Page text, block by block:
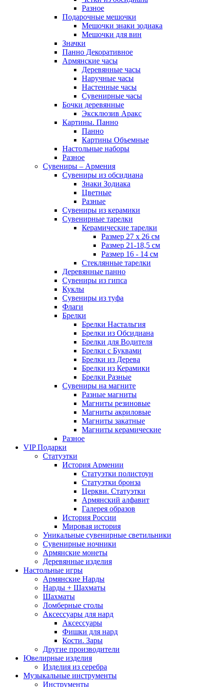
Разное
Подарочные мешочки
Мешочки знаки зодиака
Мешочки для вин
Значки
Панно Декоративное
Армянские часы
Деревянные часы
Наручные часы
Настенные часы
Сувенирные часы
Бочки деревянные
Эксклюзив Аракс
Картины. Панно
Панно
Картины Объемные
Настольные наборы
Разное
Сувениры – Армения
Сувениры из обсидиана
Знаки Зодиака
Цветные
Разные
Сувениры из керамики
Сувенирные тарелки
Керамические тарелки
Размер 27 х 26 см
Размер 21-18,5 см
Размер 16 - 14 см
Стеклянные тарелки
Деревянные панно
Сувениры из гипса
Куклы
Сувениры из туфа
Флаги
Брелки
Брелки Настальгия
Брелки из Обсидиана
Брелки для Водителя
Брелки с Буквами
Брелки из Дерева
Брелки из Керамики
Брелки Разные
Сувениры на магните
Разные магниты
Магниты резиновые
Магниты акриловые
Магниты закатные
Магниты керамические
Разное
VIP Подарки
Статуэтки
История Армении
Статуэтки полистоун
Статуэтки бронза
Церкви. Статуэтки
Армянский алфавит
Галерея образов
История России
Мировая история
Уникальные сувенирные светильники
Сувенирные ночники
Армянские монеты
Деревянные изделия
Настольные игры
Армянские Нарды
Нарды + Шахматы
Шахматы
Ломберные столы
Аксессуары для нард
Аксессуары
Фишки для нард
Кости. Зары
Другие производители
Ювелирные изделия
Изделия из серебра
Музыкальные инструменты
Инструменты